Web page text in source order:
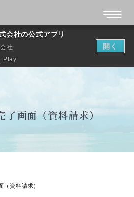
了画面（資料請求）
（資料請求）
会社の公式アプリ
社
Play
開く